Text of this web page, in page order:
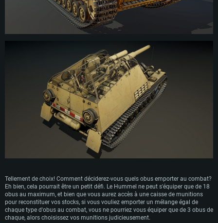
Tellement de choix! Comment déciderez-vous quels obus emporter au combat?
Eh bien, cela pourrait être un petit défi. Le Hummel ne peut s'équiper que de 18
obus au maximum, et bien que vous aurez accès à une caisse de munitions
pour reconstituer vos stocks, si vous vouliez emporter un mélange égal de
chaque type d'obus au combat, vous ne pourriez vous équiper que de 3 obus de
chaque, alors choisissez vos munitions judicieusement.